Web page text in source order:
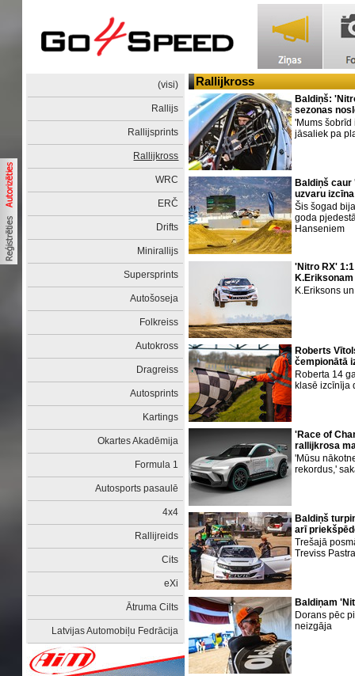
(visi)
Rallijs
Rallijsprints
Rallijkross
WRC
ERČ
Drifts
Minirallijs
Supersprints
Autošoseja
Folkreiss
Autokross
Dragreiss
Autosprints
Kartings
Okartes Akadēmija
Formula 1
Autosports pasaulē
4x4
Rallijreids
Cits
eXi
Ātruma Cilts
Latvijas Automobiļu Fedrācija
Rallijkross
Baldiņš:
sezonas
'Mums šobrīd
jāsaliek pa
Baldiņš
uzvaru
Šis šogad
goda
Hanseniem
'Nitro RX'
K.Eriksonam
K.Eriksons
Roberts
čempionātā
Roberta 14
klasē izcīnīja
'Race of
rallijkrosa
'Mūsu
rekordus,'
Baldiņš
arī
Trešajā
Treviss
Baldiņam
Dorans pēc
neizgāja